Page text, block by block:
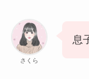
さくら
息